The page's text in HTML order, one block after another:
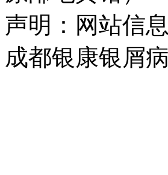
声明：网站信
成都银康银屑